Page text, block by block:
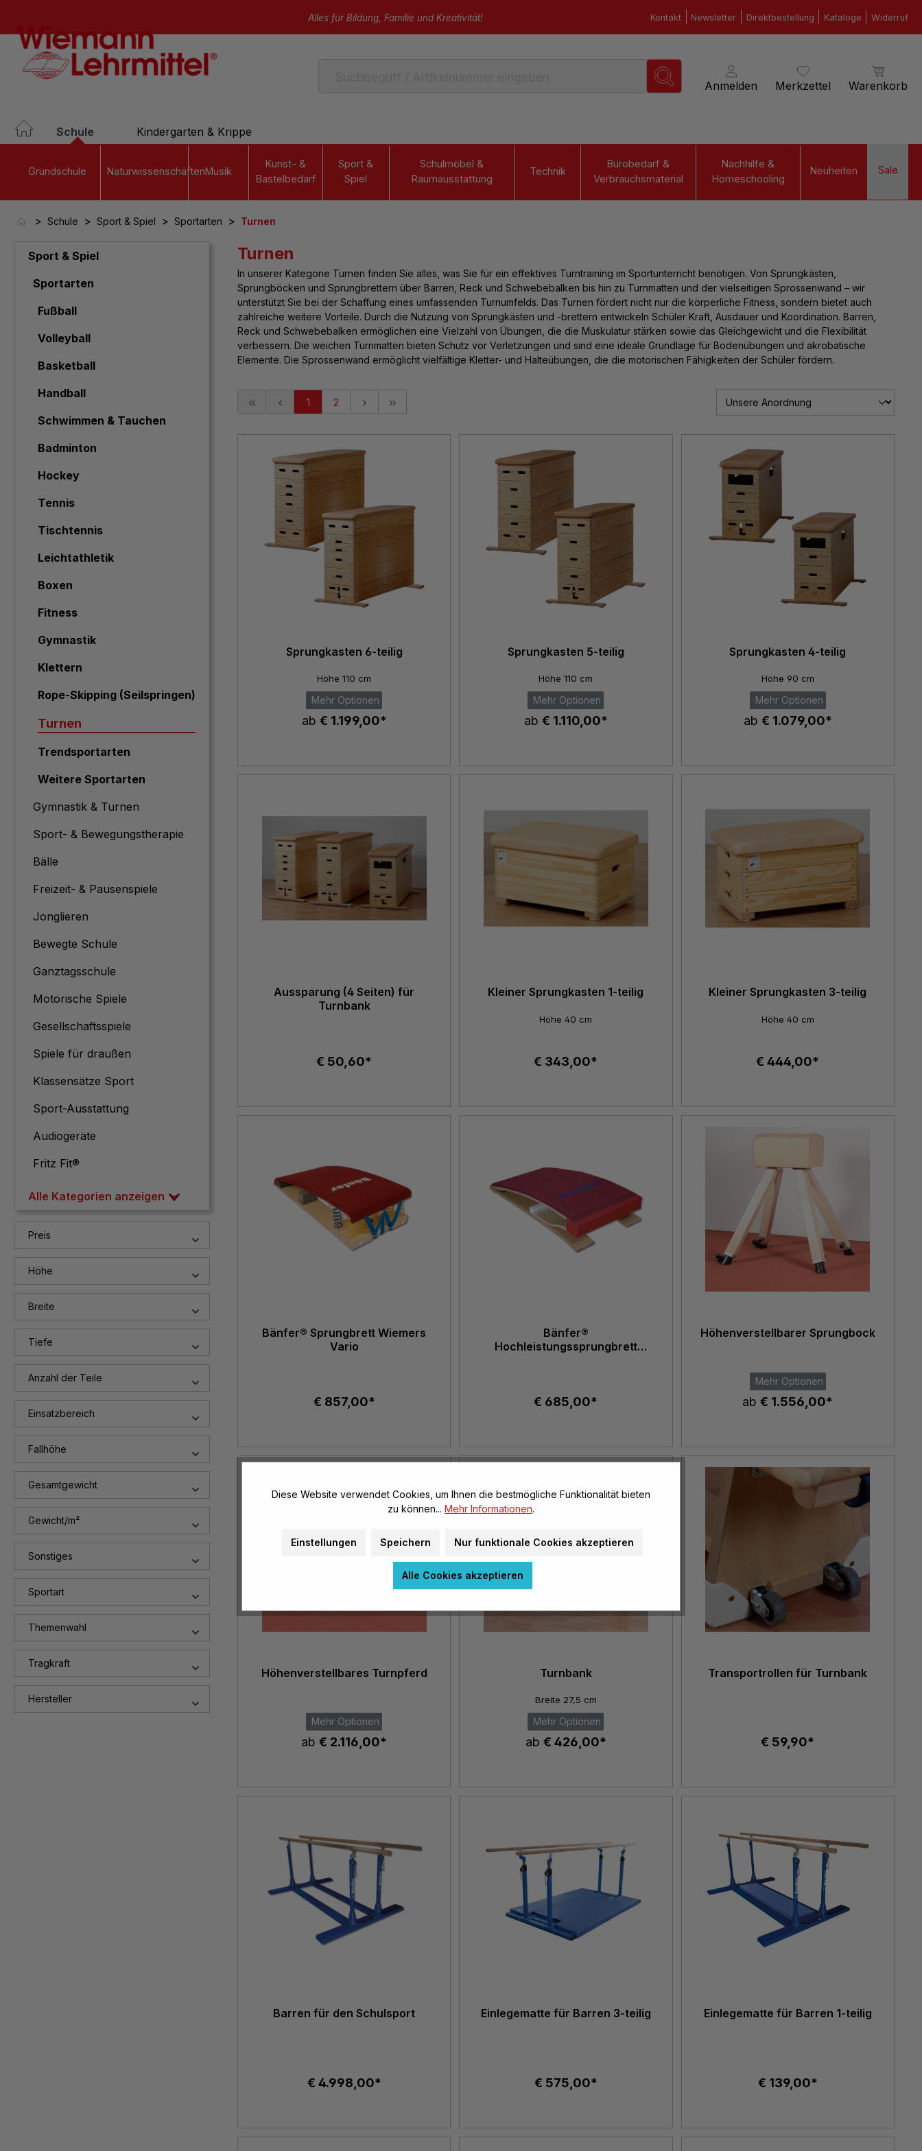
Alles für Bildung, Familie und Kreativität! Kontakt Newsletter Direktbestellung Kataloge Widerruf
Anmelden Merkzettel Warenkorb
Schule Kindergarten & Krippe
Grundschule NaturwissenschaftenMusik
Kunst- &
Bastelbedarf
Sport &
Spiel
Schulmöbel &
Raumausstattung
Technik
Bürobedarf &
Verbrauchsmaterial
Nachhilfe &
Homeschooling
Neuheiten Sale
> Schule > Sport & Spiel > Sportarten > Turnen
Sport & Spiel
Sportarten
Fußball
Volleyball
Basketball
Handball
Schwimmen & Tauchen
Badminton
Hockey
Tennis
Tischtennis
Leichtathletik
Boxen
Fitness
Gymnastik
Klettern
Rope-Skipping (Seilspringen)
Turnen
Trendsportarten
Weitere Sportarten
Gymnastik & Turnen
Sport- & Bewegungstherapie
Bälle
Freizeit- & Pausenspiele
Jonglieren
Bewegte Schule
Ganztagsschule
Motorische Spiele
Gesellschaftsspiele
Spiele für draußen
Klassensätze Sport
Sport-Ausstattung
Audiogeräte
Fritz Fit®
Alle Kategorien anzeigen
Preis
Höhe
Breite
Tiefe
Anzahl der Teile
Einsatzbereich
Fallhöhe
Gesamtgewicht
Gewicht/m²
Sonstiges
Sportart
Themenwahl
Tragkraft
Hersteller
Turnen
In unserer Kategorie Turnen finden Sie alles, was Sie für ein effektives Turntraining im Sportunterricht benötigen. Von Sprungkästen,
Sprungböcken und Sprungbrettern über Barren, Reck und Schwebebalken bis hin zu Turnmatten und der vielseitigen Sprossenwand – wir
unterstützt Sie bei der Schaffung eines umfassenden Turnumfelds. Das Turnen fördert nicht nur die körperliche Fitness, sondern bietet auch
zahlreiche weitere Vorteile. Durch die Nutzung von Sprungkästen und -brettern entwickeln Schüler Kraft, Ausdauer und Koordination. Barren,
Reck und Schwebebalken ermöglichen eine Vielzahl von Übungen, die die Muskulatur stärken sowie das Gleichgewicht und die Flexibilität
verbessern. Die weichen Turnmatten bieten Schutz vor Verletzungen und sind eine ideale Grundlage für Bodenübungen und akrobatische
Elemente. Die Sprossenwand ermöglicht vielfältige Kletter- und Halteübungen, die die motorischen Fähigkeiten der Schüler fördern.
1 2
Sprungkasten 6-teilig
Höhe 110 cm
Mehr Optionen
ab € 1.199,00*
Sprungkasten 5-teilig
Höhe 110 cm
Mehr Optionen
ab € 1.110,00*
Sprungkasten 4-teilig
Höhe 90 cm
Mehr Optionen
ab € 1.079,00*
Aussparung (4 Seiten) für
Turnbank
€ 50,60*
Kleiner Sprungkasten 1-teilig
Höhe 40 cm
€ 343,00*
Kleiner Sprungkasten 3-teilig
Höhe 40 cm
€ 444,00*
Bänfer® Sprungbrett Wiemers
Vario
€ 857,00*
Bänfer®
Hochleistungssprungbrett
€ 685,00*
Höhenverstellbarer Sprungbock
Mehr Optionen
ab€ 1.556,00*
Höhenverstellbares Turnpferd
Mehr Optionen
ab€ 2.116,00*
Turnbank
Breite 27,5 cm
Mehr Optionen
ab € 426,00*
Transportrollen für Turnbank
€ 59,90*
Barren für den Schulsport
€ 4.998,00*
Einlegematte für Barren 3-teilig
€ 575,00*
Einlegematte für Barren 1-teilig
€ 139,00*
Diese Website verwendet Cookies, um Ihnen die bestmögliche Funktionalität bieten
zu können... Mehr Informationen.
Einstellungen Speichern Nur funktionale Cookies akzeptieren
Alle Cookies akzeptieren